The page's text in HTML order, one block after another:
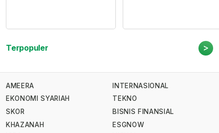
Terpopuler >
AMEERA
EKONOMI SYARIAH
SKOR
KHAZANAH
INTERNASIONAL
TEKNO
BISNIS FINANSIAL
ESGNOW